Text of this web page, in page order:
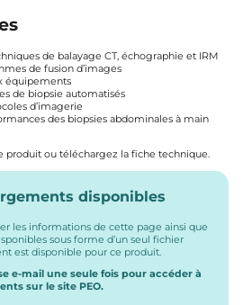
de balayage CT, échographie et IRM
de fusion d’images
équipements
de biopsie automatisés
d’imagerie
des biopsies abdominales à main
produit ou téléchargez la fiche technique.
disponibles
les informations de cette page ainsi que
sous forme d’un seul fichier
est disponible pour ce produit.
e-mail une seule fois pour accéder à
sur le site PEO.